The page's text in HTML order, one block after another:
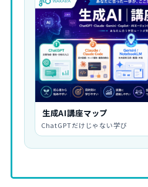
生成AI講座マップ
ChatGPTだけじゃない学び